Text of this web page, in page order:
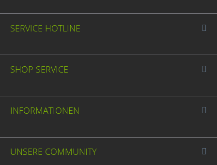
SERVICE HOTLINE
SHOP SERVICE
INFORMATIONEN
UNSERE COMMUNITY